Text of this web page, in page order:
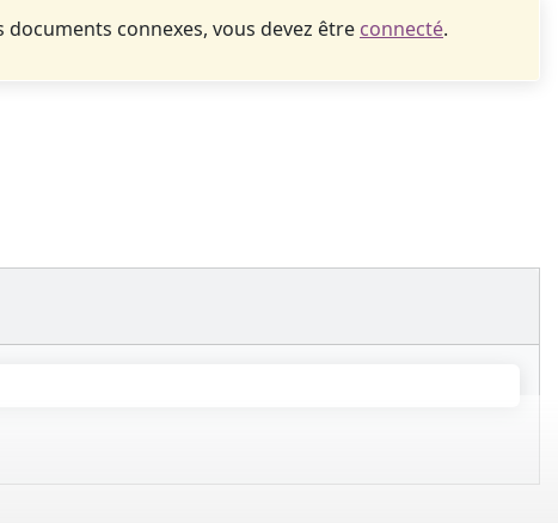
connexes, vous devez être connecté.